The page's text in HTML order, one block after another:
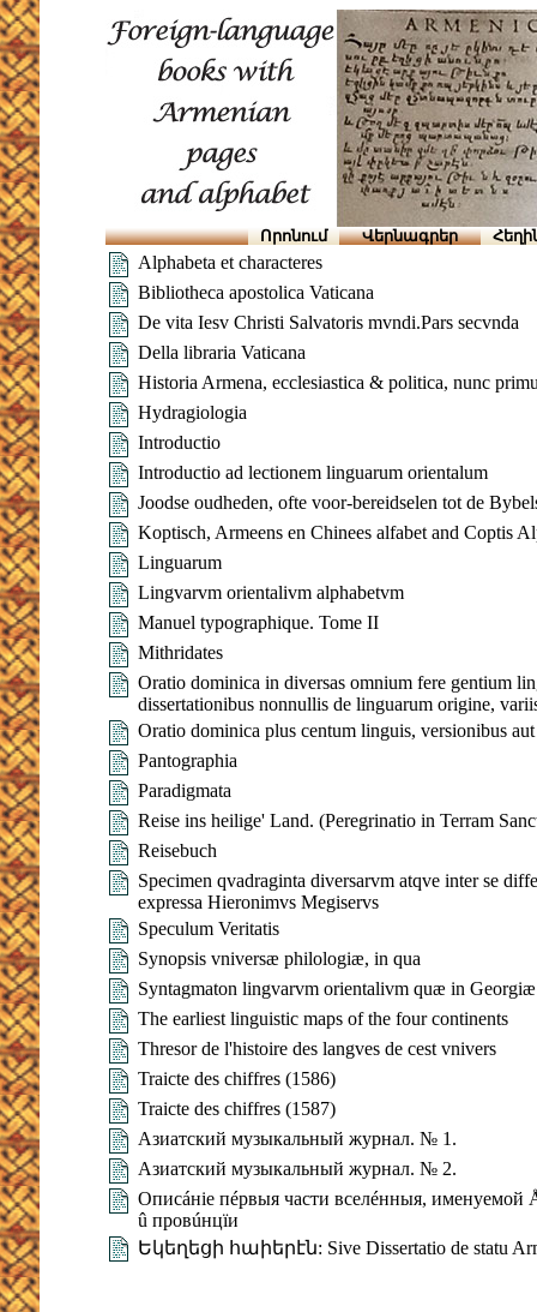
Որոնում Վերնագրեր
Alphabeta et characteres
Bibliotheca apostolica Vaticana
De vita Iesv Christi Salvatoris mvndi.Pars secvnda
Della libraria Vaticana
Historia Armena, ecclesiastica & politica, nunc
Hydragiologia
Introductio
Introductio ad lectionem linguarum orientalum
Joodse oudheden, ofte voor-bereidselen tot de
Koptisch, Armeens en Chinees alfabet and Coptis
Linguarum
Lingvarvm orientalivm alphabetvm
Manuel typographique. Tome II
Mithridates
Oratio dominica in diversas omnium fere gentium
dissertationibus nonnullis de linguarum origine,
Oratio dominica plus centum linguis, versionibus
Pantographia
Paradigmata
Reise ins heilige' Land. (Peregrinatio in Terram
Reisebuch
Specimen qvadraginta diversarvm atqve inter se
expressa Hieronimvs Megiservs
Speculum Veritatis
Synopsis vniversæ philologiæ, in qua
Syntagmaton lingvarvm orientalivm quæ in
The earliest linguistic maps of the four continents
Thresor de l'histoire des langves de cest vnivers
Traicte des chiffres (1586)
Traicte des chiffres (1587)
Азиатский музыкальный журнал. № 1.
Азиатский музыкальный журнал. № 2.
Описáнiе пéрвыя части вселéнныя, именуемой
û провúнцïи
Եկեղեցի հաիերէն: Sive Dissertatio de statu